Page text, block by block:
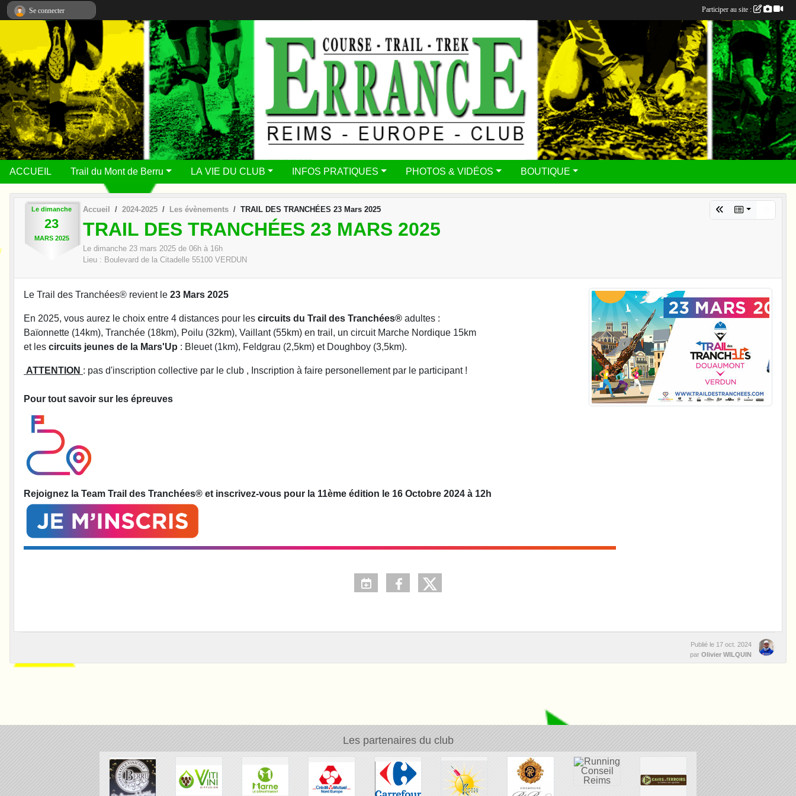
ACCUEIL Trail du Mont de Berru LA VIE DU CLUB INFOS PRATIQUES PHOTOS & VIDÉOS BOUTIQUE
Le dimanche
23
MARS 2025
Accueil 2024-2025 Les évènements TRAIL DES TRANCHÉES 23 Mars 2025
TRAIL DES TRANCHÉES 23 MARS 2025
Le dimanche 23 mars 2025 de 06h à 16h
Lieu : Boulevard de la Citadelle 55100 VERDUN
Le Trail des Tranchées® revient le 23 Mars 2025
En 2025, vous aurez le choix entre 4 distances pour les circuits du Trail des Tranchées® adultes :
Baïonnette (14km), Tranchée (18km), Poilu (32km), Vaillant (55km) en trail, un circuit Marche Nordique 15km
et les circuits jeunes de la Mars'Up : Bleuet (1km), Feldgrau (2,5km) et Doughboy (3,5km).
ATTENTION : pas d'inscription collective par le club , Inscription à faire personellement par le participant !
Pour tout savoir sur les épreuves
Rejoignez la Team Trail des Tranchées® et inscrivez-vous pour la 11ème édition le 16 Octobre 2024 à 12h
Publié le 17 oct. 2024
par Olivier WILQUIN
Les partenaires du club
Se connecter Participer au site :
Panneau de gestion des cookies